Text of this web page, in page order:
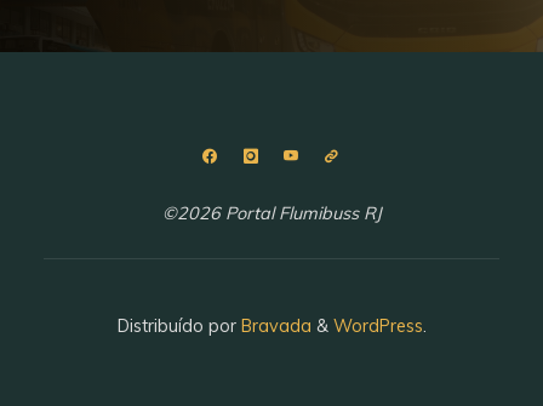
©2026 Portal Flumibuss RJ
Distribuído porBravada & WordPress.